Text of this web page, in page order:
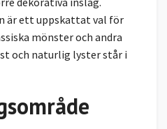
är ett uppskattat val för
mönster och andra
och naturlig lyster står i